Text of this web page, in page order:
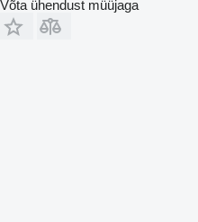
Võta ühendust müüjaga